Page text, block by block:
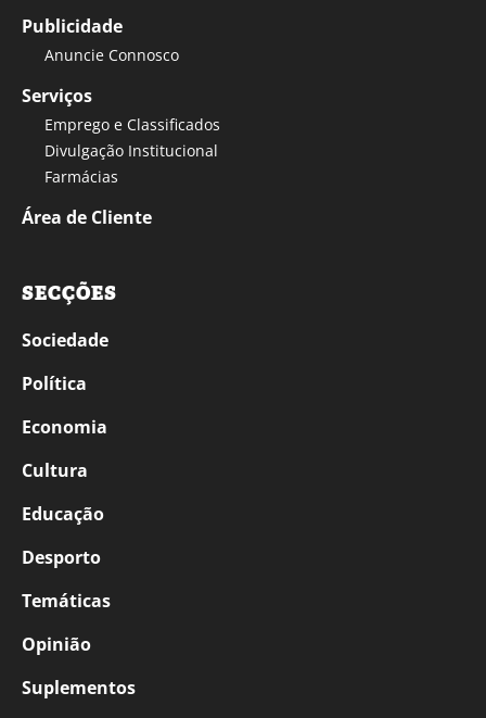
Publicidade
Anuncie Connosco
Serviços
Emprego e Classificados
Divulgação Institucional
Farmácias
Área de Cliente
SECÇÕES
Sociedade
Política
Economia
Cultura
Educação
Desporto
Temáticas
Opinião
Suplementos